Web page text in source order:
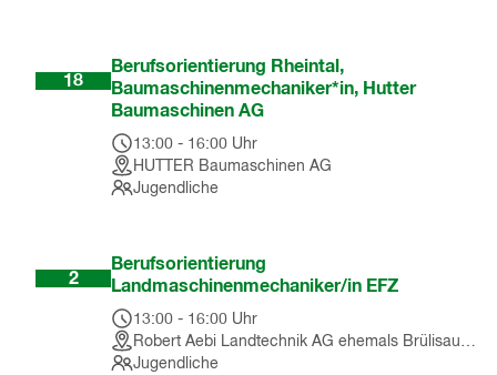
18
Berufsorientierung Rheintal,
Baumaschinenmechaniker*in, Hutter
Baumaschinen AG
13:00 - 16:00 Uhr
HUTTER Baumaschinen AG
Jugendliche
2
Berufsorientierung
Landmaschinenmechaniker/in EFZ
13:00 - 16:00 Uhr
Jugendliche